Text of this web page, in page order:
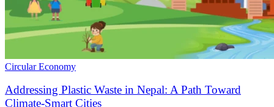
Circular Economy
Addressing Plastic Waste in Nepal: A Path Toward
Climate-Smart Cities